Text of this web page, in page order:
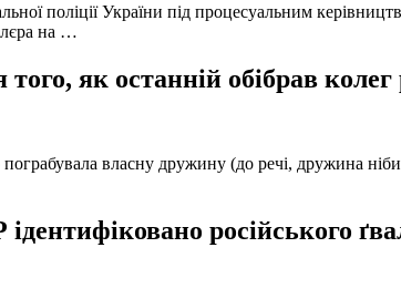
поліції України під процесуальним
на …
як останній обібрав колег
власну дружину (до речі, дружина
російського